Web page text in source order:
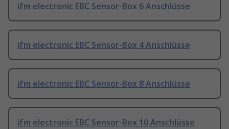
ifm electronic EBC Sensor-Box 6 Anschlüsse
ifm electronic EBC Sensor-Box 4 Anschlüsse
ifm electronic EBC Sensor-Box 8 Anschlüsse
ifm electronic EBC Sensor-Box 10 Anschlüsse